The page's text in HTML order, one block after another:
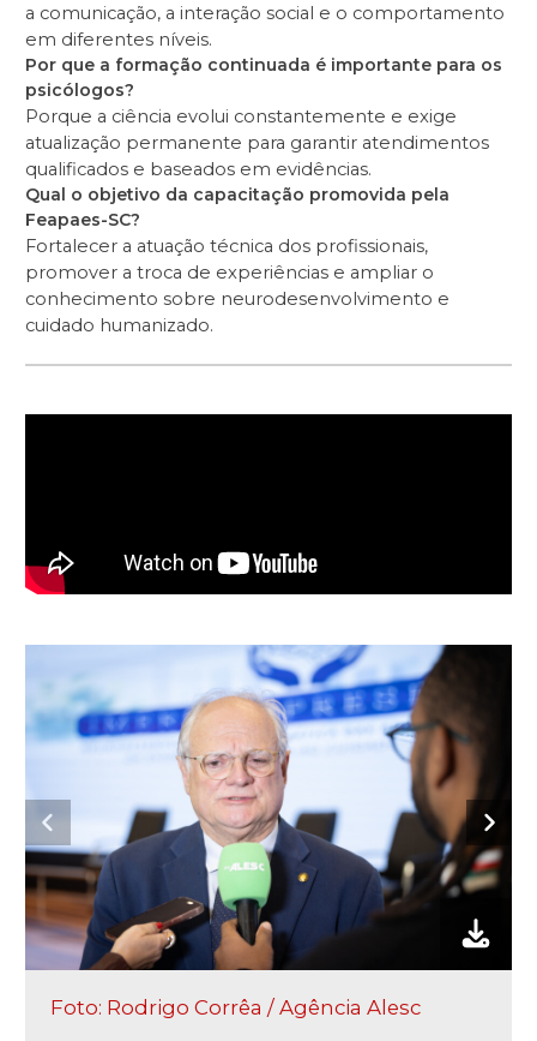
a comunicação, a interação social e o comportamento
em diferentes níveis.
Por que a formação continuada é importante para os
psicólogos?
Porque a ciência evolui constantemente e exige
atualização permanente para garantir atendimentos
qualificados e baseados em evidências.
Qual o objetivo da capacitação promovida pela
Feapaes-SC?
Fortalecer a atuação técnica dos profissionais,
promover a troca de experiências e ampliar o
conhecimento sobre neurodesenvolvimento e
cuidado humanizado.
Foto: Rodrigo Corrêa / Agência Alesc